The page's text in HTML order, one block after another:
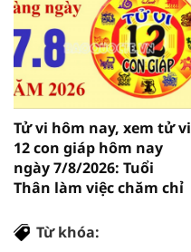
Tử vi hôm nay, xem tử vi
12 con giáp hôm nay
ngày 7/8/2026: Tuổi
Thân làm việc chăm chỉ
Từ khóa: